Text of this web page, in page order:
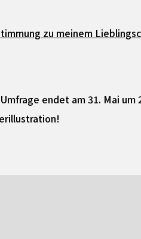
zu meinem
endet am 31. Mai um